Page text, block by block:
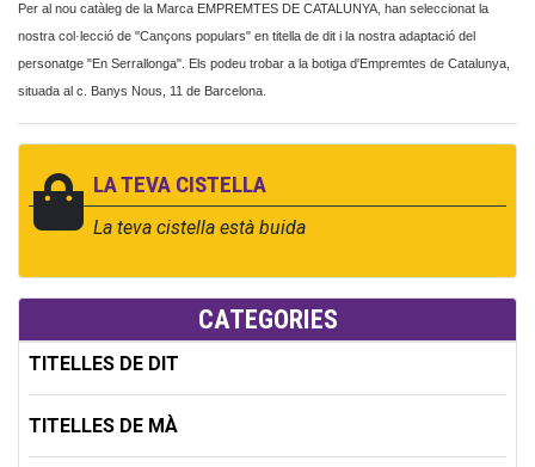
Per al nou catàleg de la Marca EMPREMTES DE CATALUNYA, han seleccionat la
nostra col·lecció de "Cançons populars" en titella de dit i la nostra adaptació del
personatge "En Serrallonga". Els podeu trobar a la botiga d'Empremtes de Catalunya,
situada al c. Banys Nous, 11 de Barcelona.
LA TEVA CISTELLA
La teva cistella està buida
CATEGORIES
TITELLES DE DIT
TITELLES DE MÀ